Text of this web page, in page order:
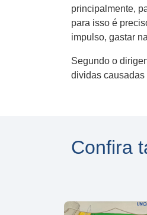
principalmente,
para isso é
impulso, gastar
Segundo o
dividas causadas
Confira